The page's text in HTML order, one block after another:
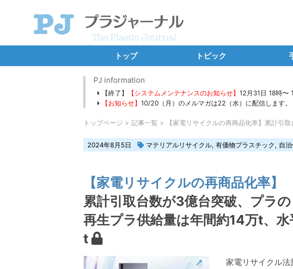
トップ トピック
プラ新法・容リ法
バーゼル条約等輸出入規制
独占インタビュー
連載コラム
ケミ
脱
PJ information
【終了】 【システムメンテナンスのお知らせ】12月31日 18時〜
【お知らせ】10/20（月）のメルマガは22（水）に配信します。
トップページ 記事一覧 【家電リサイクルの再商品化率】累計引
2024年8月5日 マテリアルリサイクル, 有価物プラスチック, 自
【家電リサイクルの再商品化率】
累計引取台数が3億台突破、プラ
再生プラ供給量は年間約14万t、
t
家電リサイクル法